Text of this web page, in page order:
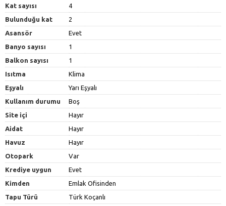
Kat sayısı
4
Bulunduğu kat
2
Asansör
Evet
Banyo sayısı
1
Balkon sayısı
1
Isıtma
Klima
Eşyalı
Yarı Eşyalı
Kullanım durumu
Boş
Site içi
Hayır
Aidat
Hayır
Havuz
Hayır
Otopark
Var
Krediye uygun
Evet
Kimden
Emlak Ofisinden
Tapu Türü
Türk Koçanlı